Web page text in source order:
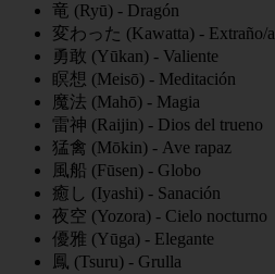
竜 (Ryū) - Dragón
変わった (Kawatta) - Extraño/a
勇敢 (Yūkan) - Valiente
瞑想 (Meisō) - Meditación
魔法 (Mahō) - Magia
雷神 (Raijin) - Dios del trueno
猛禽 (Mōkin) - Ave rapaz
風船 (Fūsen) - Globo
癒し (Iyashi) - Sanación
夜空 (Yozora) - Cielo nocturno
優雅 (Yūga) - Elegante
鳳 (Tsuru) - Grulla